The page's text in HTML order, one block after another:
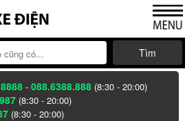
Tìm
-088.6388.888 (8:30 - 20:00)
(8:30 - 20:00)
(8:30 - 20:00)